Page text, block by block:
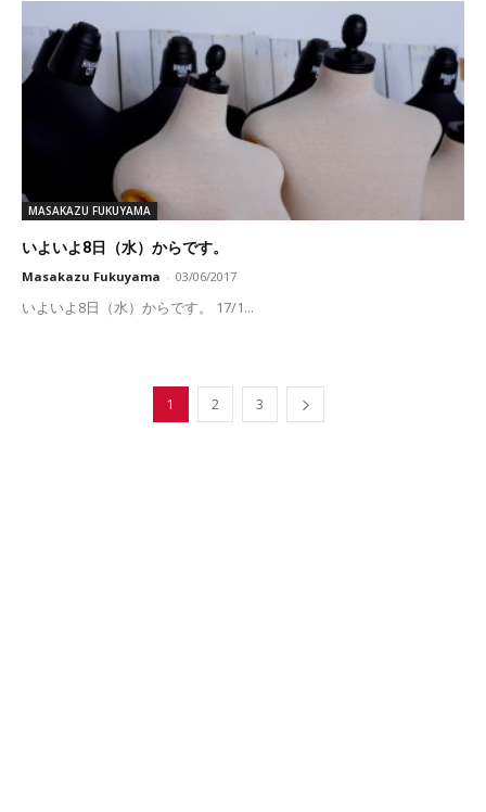
MASAKAZU FUKUYAMA
いよいよ8日（水）からです。
Masakazu Fukuyama - 03/06/2017
いよいよ8日（水）からです。 17/1...
1 2 3